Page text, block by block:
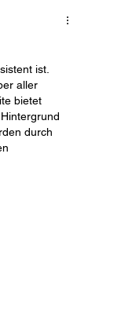
ist.
aller
bietet
durch